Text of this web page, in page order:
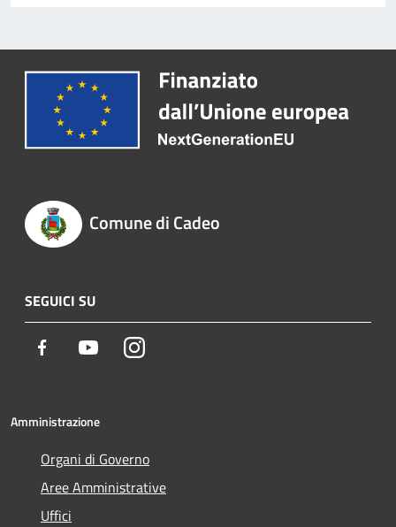
Comune di Cadeo
SEGUICI SU
Facebook YoutubeInstagram
Amministrazione
Organi di Governo
Aree Amministrative
Uffici